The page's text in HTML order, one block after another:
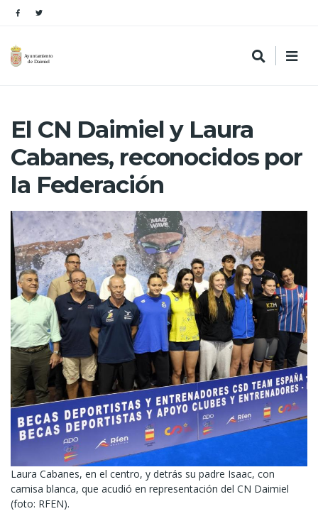
El CN Daimiel y Laura
Cabanes, reconocidos por
la Federación
Laura Cabanes, en el centro, y detrás su padre Isaac, con
camisa blanca, que acudió en representación del CN Daimiel
(foto: RFEN).